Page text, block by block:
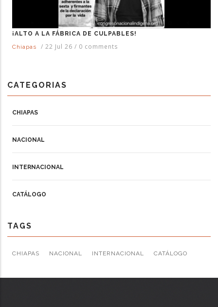
¡ALTO A LA FÁBRICA DE CULPABLES!
Chiapas
/ 22 Jul 26 / 0 comments
CATEGORIAS
CHIAPAS
NACIONAL
INTERNACIONAL
CATÁLOGO
TAGS
CHIAPAS NACIONAL INTERNACIONAL CATÁLOGO